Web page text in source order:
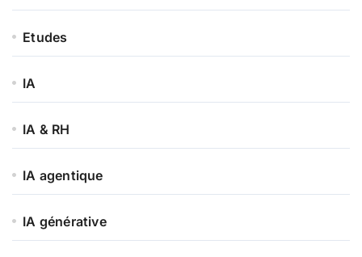
Etudes
IA
IA & RH
IA agentique
IA générative